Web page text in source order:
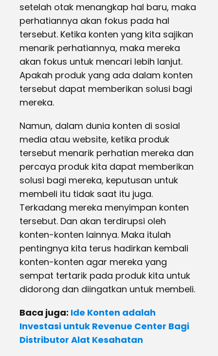
setelah otak menangkap hal baru, maka
perhatiannya akan fokus pada hal
tersebut. Ketika konten yang kita sajikan
menarik perhatiannya, maka mereka
akan fokus untuk mencari lebih lanjut.
Apakah produk yang ada dalam konten
tersebut dapat memberikan solusi bagi
mereka.
Namun, dalam dunia konten di sosial
media atau website, ketika produk
tersebut menarik perhatian mereka dan
percaya produk kita dapat memberikan
solusi bagi mereka, keputusan untuk
membeli itu tidak saat itu juga.
Terkadang mereka menyimpan konten
tersebut. Dan akan terdirupsi oleh
konten-konten lainnya. Maka itulah
pentingnya kita terus hadirkan kembali
konten-konten agar mereka yang
sempat tertarik pada produk kita untuk
didorong dan diingatkan untuk membeli.
Baca juga: Ide Konten adalah
Investasi untuk Revenue Center Bagi
Distributor Alat Kesahatan